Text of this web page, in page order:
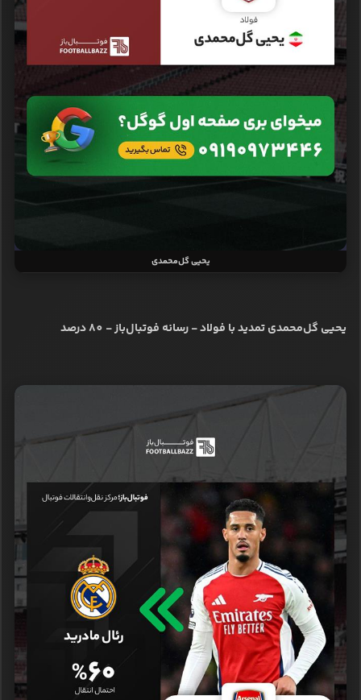
یحیی گل‌محمدی
یحیی گل‌محمدی تمدید با فولاد - رسانه فوتبال‌باز - 80 درصد